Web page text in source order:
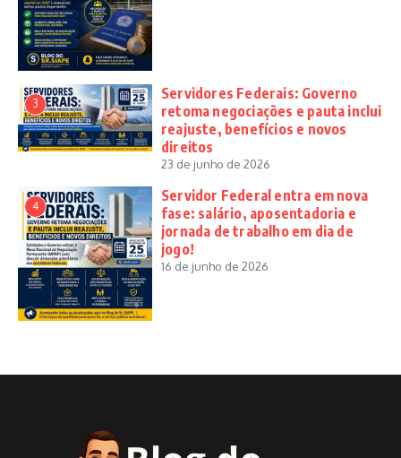
3
Servidores Federais: Governo
retoma negociações e pauta inclui
reajuste, benefícios e novos
direitos
23 de junho de 2026
4
Servidor Federal entra em nova
fase: salário, aposentadoria e
jornada de trabalho em dia de
jogo!
16 de junho de 2026